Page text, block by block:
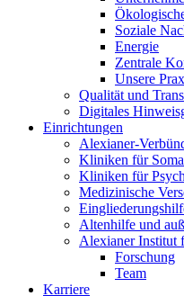
Soziale
Energie
Zentrale
Unsere
Qualität und
Digitales
Einrichtungen
Alexianer-
Kliniken für
Kliniken für
Medizinische
Altenhilfe und
Alexianer Institut
Forschung
Team
Karriere